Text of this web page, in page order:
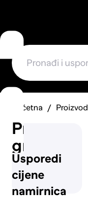
Usporedi
cijene
namirnica
Prijavi
grešku
Početna